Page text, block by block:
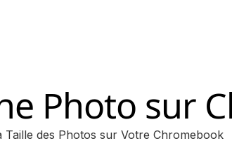
Photo sur
Taille des Photos sur Votre Chromebook